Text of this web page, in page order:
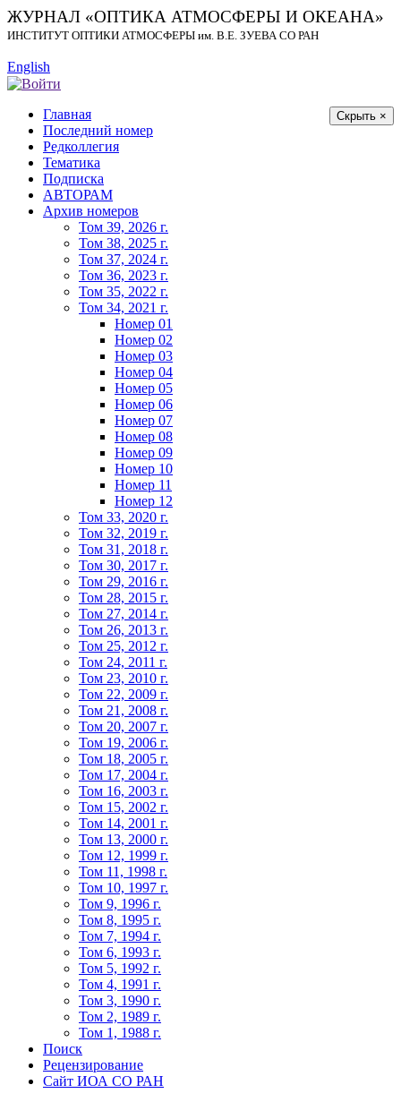
ЖУРНАЛ «ОПТИКА АТМОСФЕРЫ И ОКЕАНА»
ИНСТИТУТ ОПТИКИ АТМОСФЕРЫ им. В.Е. ЗУЕВА СО РАН
English
Скрыть ×
Главная
Последний номер
Редколлегия
Тематика
Подписка
АВТОРАМ
Архив номеров
Том 39, 2026 г.
Том 38, 2025 г.
Том 37, 2024 г.
Том 36, 2023 г.
Том 35, 2022 г.
Том 34, 2021 г.
Номер 01
Номер 02
Номер 03
Номер 04
Номер 05
Номер 06
Номер 07
Номер 08
Номер 09
Номер 10
Номер 11
Номер 12
Том 33, 2020 г.
Том 32, 2019 г.
Том 31, 2018 г.
Том 30, 2017 г.
Том 29, 2016 г.
Том 28, 2015 г.
Том 27, 2014 г.
Том 26, 2013 г.
Том 25, 2012 г.
Том 24, 2011 г.
Том 23, 2010 г.
Том 22, 2009 г.
Том 21, 2008 г.
Том 20, 2007 г.
Том 19, 2006 г.
Том 18, 2005 г.
Том 17, 2004 г.
Том 16, 2003 г.
Том 15, 2002 г.
Том 14, 2001 г.
Том 13, 2000 г.
Том 12, 1999 г.
Том 11, 1998 г.
Том 10, 1997 г.
Том 9, 1996 г.
Том 8, 1995 г.
Том 7, 1994 г.
Том 6, 1993 г.
Том 5, 1992 г.
Том 4, 1991 г.
Том 3, 1990 г.
Том 2, 1989 г.
Том 1, 1988 г.
Поиск
Рецензирование
Сайт ИОА СО РАН